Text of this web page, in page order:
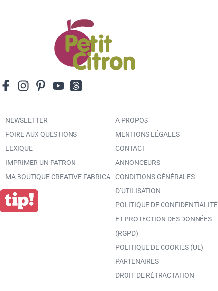
NEWSLETTER
FOIRE AUX QUESTIONS
LEXIQUE
IMPRIMER UN PATRON
MA BOUTIQUE CREATIVE FABRICA
A PROPOS
MENTIONS LÉGALES
CONTACT
ANNONCEURS
CONDITIONS GÉNÉRALES
D’UTILISATION
POLITIQUE DE CONFIDENTIALITÉ
ET PROTECTION DES DONNÉES
(RGPD)
POLITIQUE DE COOKIES (UE)
PARTENAIRES
DROIT DE RÉTRACTATION